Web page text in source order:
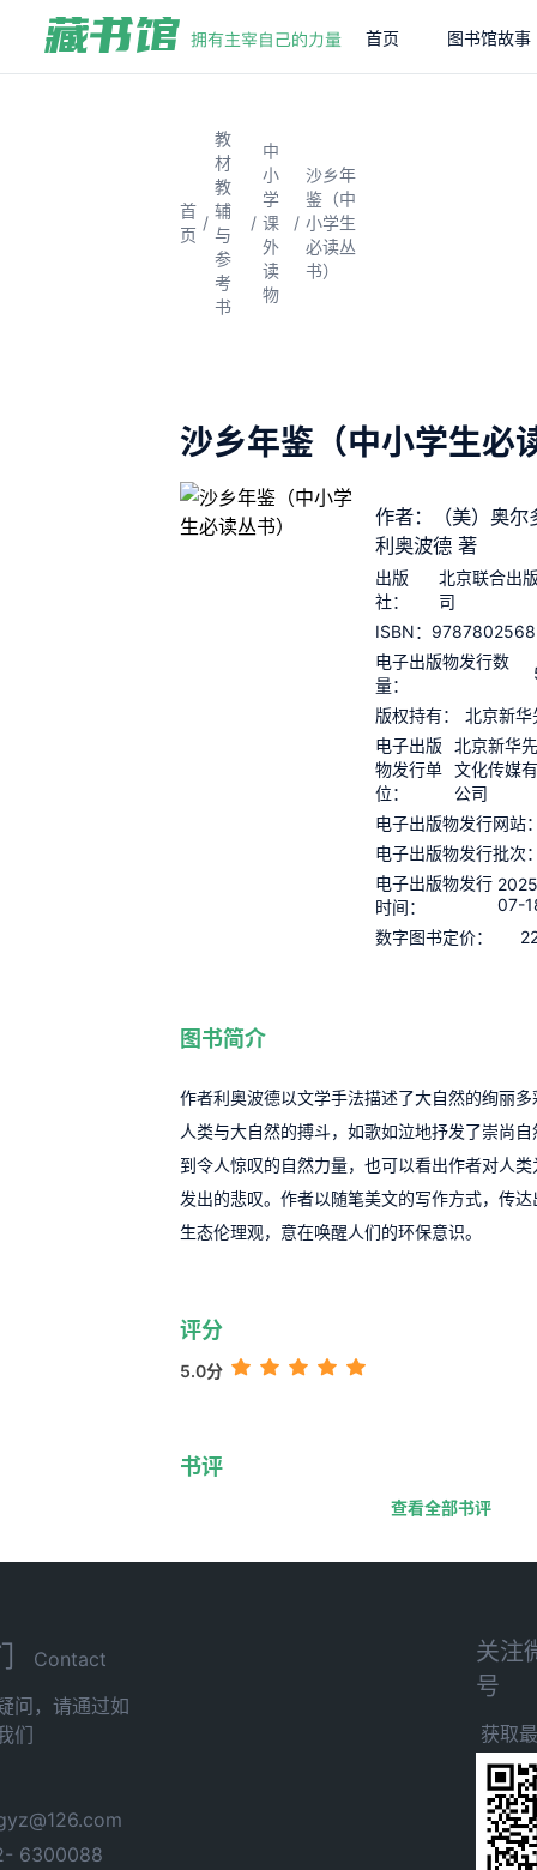
首页 图书馆故事
首
页
/
教
材
教
辅
与
参
考
书
/
中
小
学
课
外
读
物
/
沙乡年
鉴（中
小学生
必读丛
书）
沙乡年鉴（中小学生必
作者：（美）奥尔
利奥波德 著
出版
社：
北京联合出
司
ISBN：
电子出版物发行数
量：
版权持有：
北京新华
电子出版
物发行单
位：
北京新华
文化传媒
公司
电子出版物发行网站
电子出版物发行批次
电子出版物发行
时间：
07-
数字图书定价：
图书简介
作者利奥波德以文学手法描述了大自然的绚丽
人类与大自然的搏斗，如歌如泣地抒发了崇尚
到令人惊叹的自然力量，也可以看出作者对人
发出的悲叹。作者以随笔美文的写作方式，传
生态伦理观，意在唤醒人们的环保意识。
评分
5.0分
书评
查看全部书评
Contact
问，请通过如
们
6300088
关注
号
获取